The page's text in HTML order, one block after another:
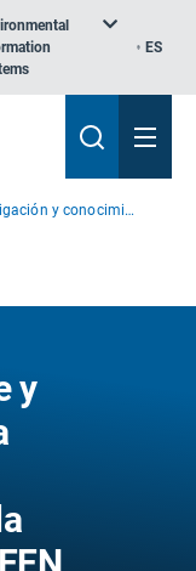
ES
Proyectos de investigación y conocimiento
y